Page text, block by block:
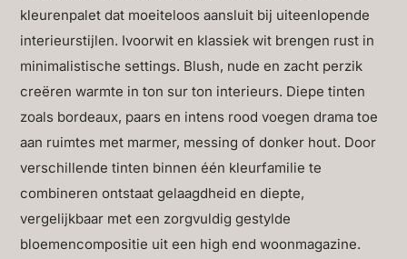
kleurenpalet dat moeiteloos aansluit bij uiteenlopende
interieurstijlen. Ivoorwit en klassiek wit brengen rust in
minimalistische settings. Blush, nude en zacht perzik
creëren warmte in ton sur ton interieurs. Diepe tinten
zoals bordeaux, paars en intens rood voegen drama toe
aan ruimtes met marmer, messing of donker hout. Door
verschillende tinten binnen één kleurfamilie te
combineren ontstaat gelaagdheid en diepte,
vergelijkbaar met een zorgvuldig gestylde
bloemencompositie uit een high end woonmagazine.